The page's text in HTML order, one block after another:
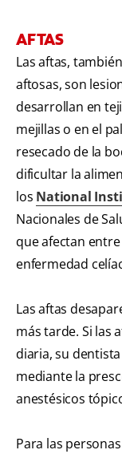
AFTAS
Las aftas,
aftosas, son
desarrollan en
mejillas o en el
resecado de la
dificultar la
los National
Nacionales de
que afectan
enfermedad
Las aftas
más tarde. Si las
diaria, su
mediante la
anestésicos
Para las